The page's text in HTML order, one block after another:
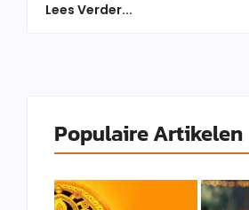
Lees Verder...
Populaire Artikelen